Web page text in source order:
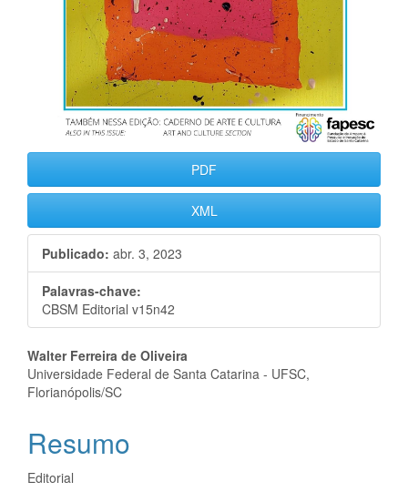
PDF
XML
Publicado: abr. 3, 2023
Palavras-chave:
CBSM Editorial v15n42
Conteúdo
do
artigo
principal
Walter Ferreira de Oliveira
Universidade Federal de Santa Catarina - UFSC,
Florianópolis/SC
Resumo
Editorial